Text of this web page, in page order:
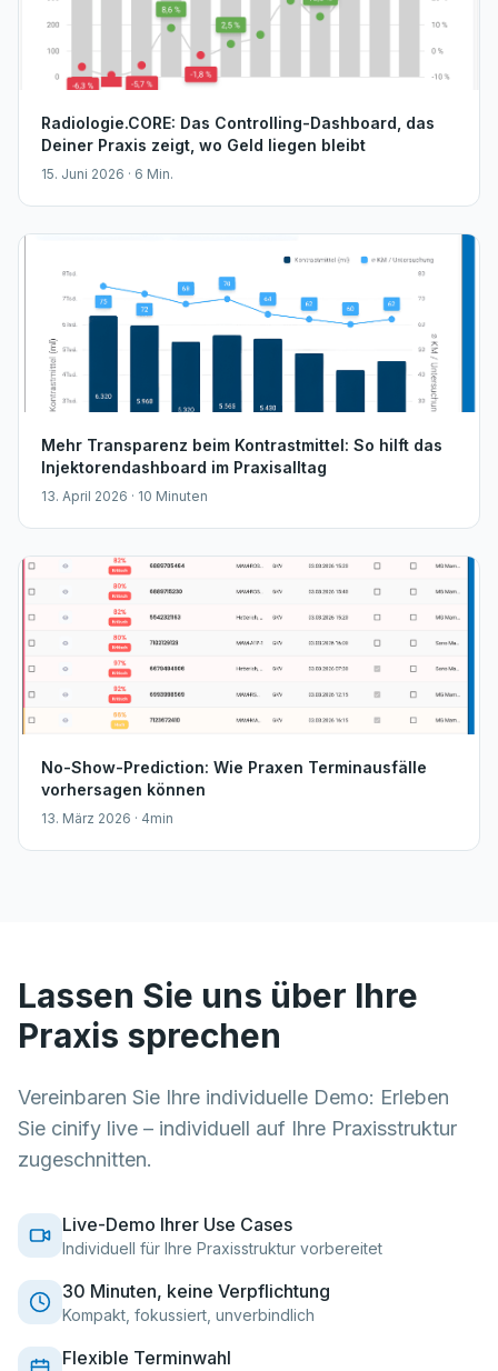
Radiologie.CORE: Das Controlling-Dashboard, das
Deiner Praxis zeigt, wo Geld liegen bleibt
15. Juni 2026 · 6 Min.
Mehr Transparenz beim Kontrastmittel: So hilft das
Injektorendashboard im Praxisalltag
13. April 2026 · 10 Minuten
No-Show-Prediction: Wie Praxen Terminausfälle
vorhersagen können
13. März 2026 · 4min
Lassen Sie uns über Ihre
Praxis sprechen
Vereinbaren Sie Ihre individuelle Demo: Erleben
Sie cinify live – individuell auf Ihre Praxisstruktur
zugeschnitten.
Live-Demo Ihrer Use Cases
Individuell für Ihre Praxisstruktur vorbereitet
30 Minuten, keine Verpflichtung
Kompakt, fokussiert, unverbindlich
Flexible Terminwahl